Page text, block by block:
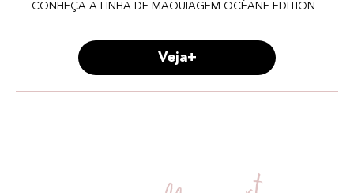
CONHEÇA A LINHA DE MAQUIAGEM OCÉANE EDITION
Veja+